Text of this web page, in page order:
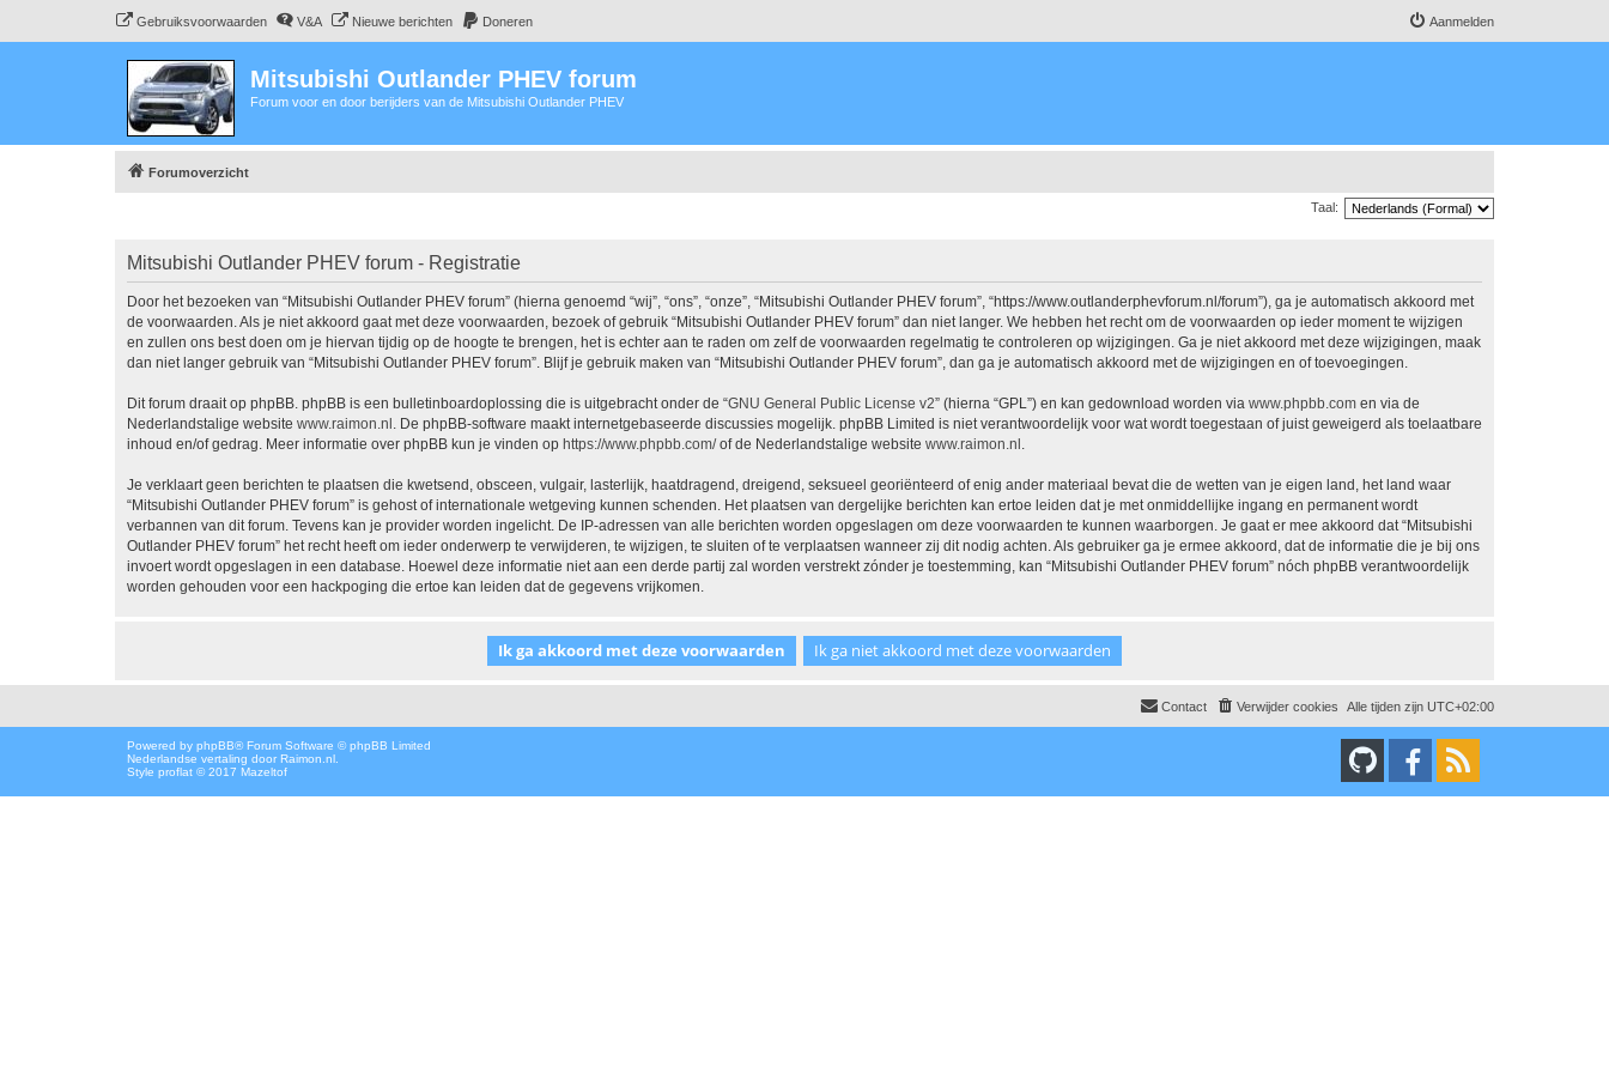
Gebruiksvoorwaarden V&A Nieuwe berichten Doneren Aanmelden
Mitsubishi Outlander PHEV forum
Forum voor en door berijders van de Mitsubishi Outlander PHEV
Forumoverzicht
Taal:
Mitsubishi Outlander PHEV forum - Registratie
Door het bezoeken van “Mitsubishi Outlander PHEV forum” (hierna genoemd “wij”, “ons”, “onze”, “Mitsubishi Outlander PHEV forum”, “https://www.outlanderphevforum.nl/forum”), ga je automatisch akkoord met
de voorwaarden. Als je niet akkoord gaat met deze voorwaarden, bezoek of gebruik “Mitsubishi Outlander PHEV forum” dan niet langer. We hebben het recht om de voorwaarden op ieder moment te wijzigen
en zullen ons best doen om je hiervan tijdig op de hoogte te brengen, het is echter aan te raden om zelf de voorwaarden regelmatig te controleren op wijzigingen. Ga je niet akkoord met deze wijzigingen, maak
dan niet langer gebruik van “Mitsubishi Outlander PHEV forum”. Blijf je gebruik maken van “Mitsubishi Outlander PHEV forum”, dan ga je automatisch akkoord met de wijzigingen en of toevoegingen.
Dit forum draait op phpBB. phpBB is een bulletinboardoplossing die is uitgebracht onder de “GNU General Public License v2” (hierna “GPL”) en kan gedownload worden via www.phpbb.com en via de
Nederlandstalige website www.raimon.nl . De phpBB-software maakt internetgebaseerde discussies mogelijk. phpBB Limited is niet verantwoordelijk voor wat wordt toegestaan of juist geweigerd als toelaatbare
inhoud en/of gedrag. Meer informatie over phpBB kun je vinden op https://www.phpbb.com/of de Nederlandstalige website www.raimon.nl
Je verklaart geen berichten te plaatsen die kwetsend, obsceen, vulgair, lasterlijk, haatdragend, dreigend, seksueel georiënteerd of enig ander materiaal bevat die de wetten van je eigen land, het land waar
“Mitsubishi Outlander PHEV forum” is gehost of internationale wetgeving kunnen schenden. Het plaatsen van dergelijke berichten kan ertoe leiden dat je met onmiddellijke ingang en permanent wordt
verbannen van dit forum. Tevens kan je provider worden ingelicht. De IP-adressen van alle berichten worden opgeslagen om deze voorwaarden te kunnen waarborgen. Je gaat er mee akkoord dat “Mitsubishi
Outlander PHEV forum” het recht heeft om ieder onderwerp te verwijderen, te wijzigen, te sluiten of te verplaatsen wanneer zij dit nodig achten. Als gebruiker ga je ermee akkoord, dat de informatie die je bij ons
invoert wordt opgeslagen in een database. Hoewel deze informatie niet aan een derde partij zal worden verstrekt zónder je toestemming, kan “Mitsubishi Outlander PHEV forum” nóch phpBB verantwoordelijk
worden gehouden voor een hackpoging die ertoe kan leiden dat de gegevens vrijkomen.
Alle tijden zijn UTC+02:00
Verwijder cookies
Contact
Powered by phpBB® Forum Software © phpBB Limited
Nederlandse vertaling door Raimon.nl
Style proflat © 2017 Mazeltof